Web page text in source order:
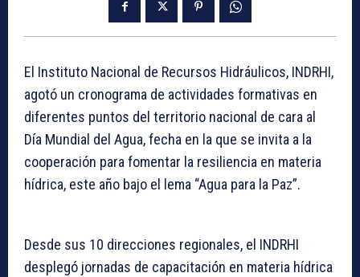
El Instituto Nacional de Recursos Hidráulicos, INDRHI,
agotó un cronograma de actividades formativas en
diferentes puntos del territorio nacional de cara al
Día Mundial del Agua, fecha en la que se invita a la
cooperación para fomentar la resiliencia en materia
hídrica, este año bajo el lema “Agua para la Paz”.
Desde sus 10 direcciones regionales, el INDRHI
desplegó jornadas de capacitación en materia hídrica